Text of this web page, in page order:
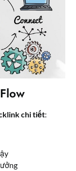
chi tiết: